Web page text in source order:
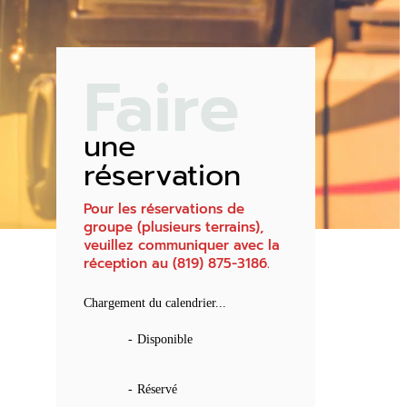
Faire
une
réservation
Pour les réservations de
groupe (plusieurs terrains),
veuillez communiquer avec la
réception au (819) 875-3186.
Chargement du calendrier...
- Disponible
- Réservé